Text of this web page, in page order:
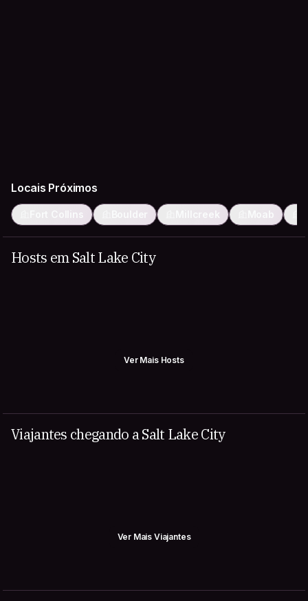
Locais Próximos
Fort Collins Boulder Millcreek Moab
Hosts em Salt Lake City
Ver Mais Hosts
Viajantes chegando a Salt Lake City
Ver Mais Viajantes